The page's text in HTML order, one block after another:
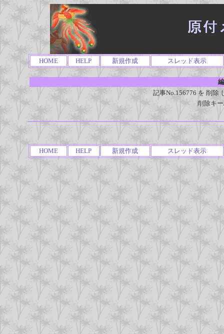
HOME HELP 新規作成 スレッド表示
記事No.156776 を 削除
削除キ
HOME HELP 新規作成 スレッド表示